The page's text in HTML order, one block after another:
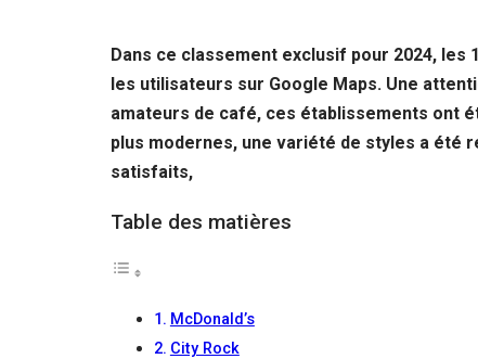
Dans ce classement exclusif pour 2024,
les utilisateurs sur Google Maps. Une
amateurs de café, ces établissements ont
plus modernes, une variété de styles a été
satisfaits,
Table des matières
McDonald’s
City Rock